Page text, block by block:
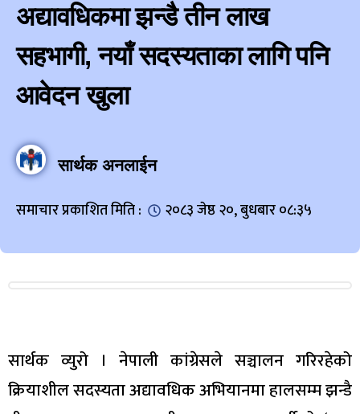
अद्यावधिकमा झन्डै तीन लाख
सहभागी, नयाँ सदस्यताका लागि पनि
आवेदन खुला
सार्थक अनलाईन
समाचार प्रकाशित मिति : २०८३ जेष्ठ २०, बुधबार ०८:३५
सार्थक व्युरो । नेपाली कांग्रेसले सञ्चालन गरिरहेको
क्रियाशील सदस्यता अद्यावधिक अभियानमा हालसम्म झन्डै